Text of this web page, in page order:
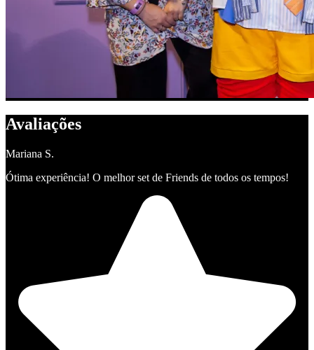
Avaliações
Mariana S.
Ótima experiência! O melhor set de Friends de todos os tempos!